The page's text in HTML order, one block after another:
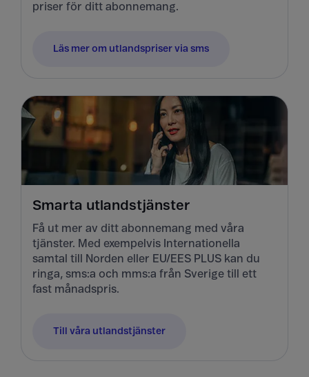
priser för ditt abonnemang.
Läs mer om utlandspriser via sms
Smarta utlandstjänster
Få ut mer av ditt abonnemang med våra
tjänster. Med exempelvis Internationella
samtal till Norden eller EU/EES PLUS kan du
ringa, sms:a och mms:a från Sverige till ett
fast månadspris.
Till våra utlandstjänster